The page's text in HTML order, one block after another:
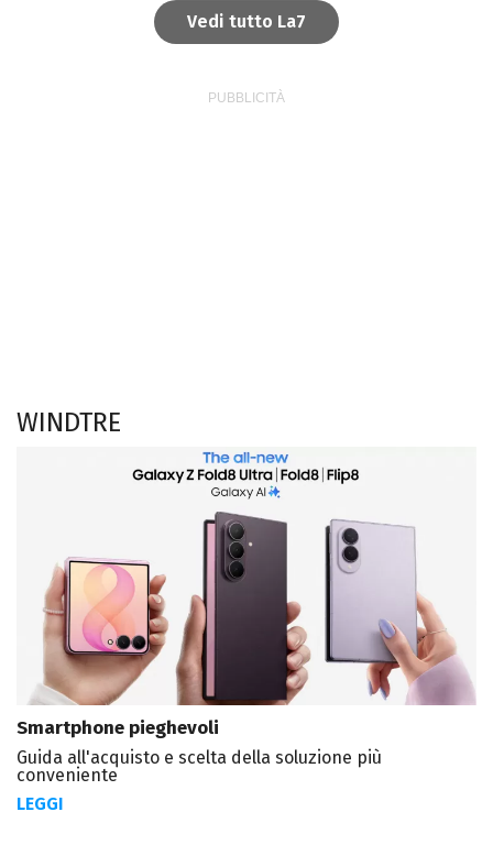
Vedi tutto La7
WINDTRE
Smartphone pieghevoli
Guida all'acquisto e scelta della soluzione più
conveniente
LEGGI